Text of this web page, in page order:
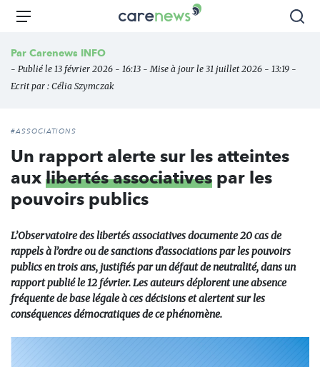
Aller
principal
Carenews,
des
Menu
Par Carenews INFO
- Publié le 13 février 2026 - 16:13 - Mise à jour le 31 juillet 2026 - 13:19 -
Ecrit par : Célia Szymczak
#ASSOCIATIONS
Un rapport alerte sur les atteintes
aux libertés associatives par les
pouvoirs publics
L’Observatoire des libertés associatives documente 20 cas de
rappels à l’ordre ou de sanctions d’associations par les pouvoirs
publics en trois ans, justifiés par un défaut de neutralité, dans un
rapport publié le 12 février. Les auteurs déplorent une absence
fréquente de base légale à ces décisions et alertent sur les
conséquences démocratiques de ce phénomène.